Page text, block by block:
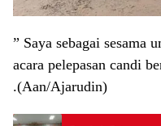
” Saya sebagai sesama
acara pelepasan candi
.(Aan/Ajarudin)